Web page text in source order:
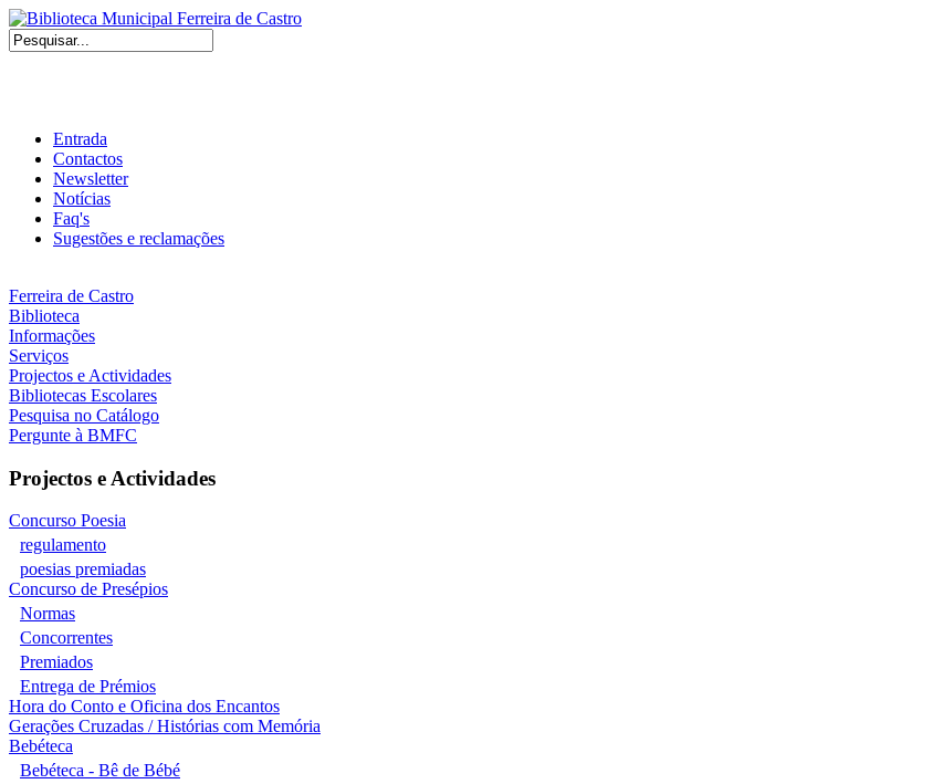
Entrada
Contactos
Newsletter
Notícias
Faq's
Sugestões e reclamações
Ferreira de Castro
Biblioteca
Informações
Serviços
Projectos e Actividades
Bibliotecas Escolares
Pesquisa no Catálogo
Pergunte à BMFC
Projectos e Actividades
Concurso Poesia
regulamento
poesias premiadas
Concurso de Presépios
Normas
Concorrentes
Premiados
Entrega de Prémios
Hora do Conto e Oficina dos Encantos
Gerações Cruzadas / Histórias com Memória
Bebéteca
Bebéteca - Bê de Bébé